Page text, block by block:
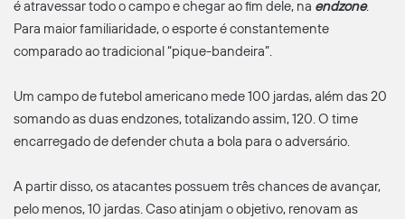
é atravessar todo o campo e chegar ao fim dele, na endzone.
Para maior familiaridade, o esporte é constantemente
comparado ao tradicional “pique-bandeira”.
Um campo de futebol americano mede 100 jardas, além das 20
somando as duas endzones, totalizando assim, 120. O time
encarregado de defender chuta a bola para o adversário.
A partir disso, os atacantes possuem três chances de avançar,
pelo menos, 10 jardas. Caso atinjam o objetivo, renovam as